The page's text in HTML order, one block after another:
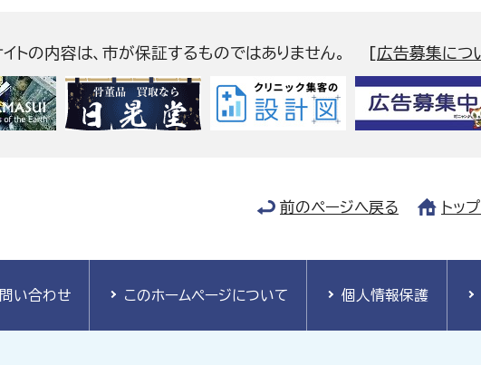
トの内容は、市が保証するものではありません。 [広告募集につ
前のページへ戻る トッ
い合わせ このホームページについて 個人情報保護